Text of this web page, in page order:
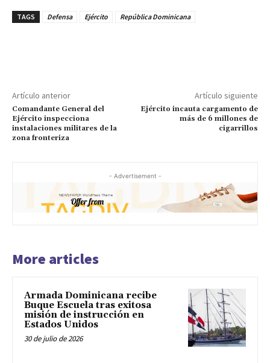
TAGS Defensa Ejército República Dominicana
Artículo anterior
Comandante General del
Ejército inspecciona
instalaciones militares de la
zona fronteriza
Artículo siguiente
Ejército incauta cargamento de
más de 6 millones de
cigarrillos
- Advertisement -
More articles
Armada Dominicana recibe
Buque Escuela tras exitosa
misión de instrucción en
Estados Unidos
30 de julio de 2026